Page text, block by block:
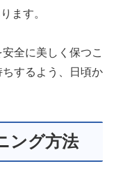
ます。
全に美しく保つこ
するよう、日頃か
ング方法